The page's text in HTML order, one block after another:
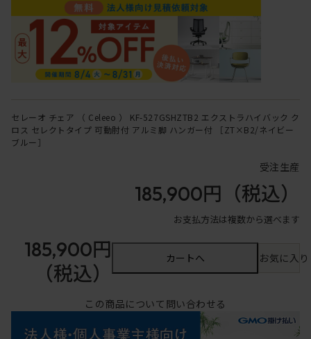
セレーオ チェア （ Celeeo ） KF-527GSHZTB2 エクストラハイバック ク
ロス セレクトタイプ 可動肘付 アルミ脚 ハンガー付 ［ZT×B2/ネイビー
ブルー］
受注生産
185,900円 （税込）
お支払方法は複数から選べます
185,900円
（税込）
カートへ お気に入
この商品について問い合わせる